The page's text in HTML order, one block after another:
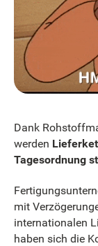
Dank
werden
Tagesordnung
mit
internationalen
haben sich die